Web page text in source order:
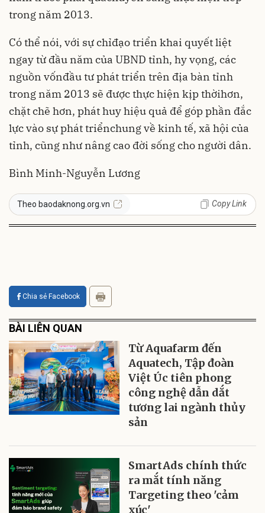
trong năm 2013.
Có thể nói, với sự chỉđạo triển khai quyết liệt
ngay từ đầu năm của UBND tỉnh, hy vọng, các
nguồn vốnđầu tư phát triển trên địa bàn tỉnh
trong năm 2013 sẽ được thực hiện kịp thờihơn,
chặt chẽ hơn, phát huy hiệu quả để góp phần đắc
lực vào sự phát triểnchung về kinh tế, xã hội của
tỉnh, cũng như nâng cao đời sống cho người dân.
Bình Minh-Nguyễn Lương
Theo baodaknong.org.vn Copy Link
Chia sẻ Facebook
BÀI LIÊN QUAN
Từ Aquafarm đến
Aquatech, Tập đoàn
Việt Úc tiên phong
công nghệ dẫn dắt
tương lai ngành thủy
sản
SmartAds chính thức
ra mắt tính năng
Targeting theo 'cảm
xúc'